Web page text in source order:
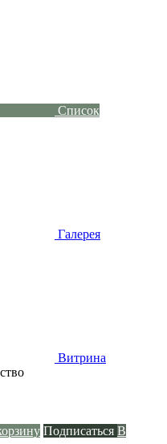
Список
Галерея
Витрина
Подписаться В